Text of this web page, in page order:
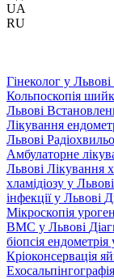
UA
RU
Гінеколог у Львові
Кольпоскопія
Львові
Лікування
Львові
Амбулаторне
Львові Лікування
хламідіозу у Львові
інфекції у Львові
Мікроскопія
ВМС у Львові
біопсія ендометрія
Кріоконсервація